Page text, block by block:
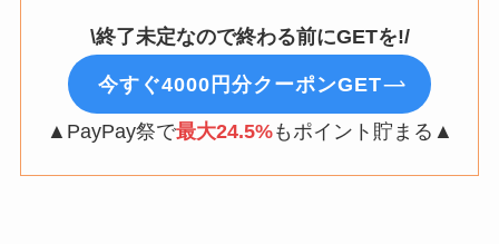
\終了未定なので終わる前にGETを!/
今すぐ4000円分クーポンGET
▲PayPay祭で最大24.5%もポイント貯まる▲